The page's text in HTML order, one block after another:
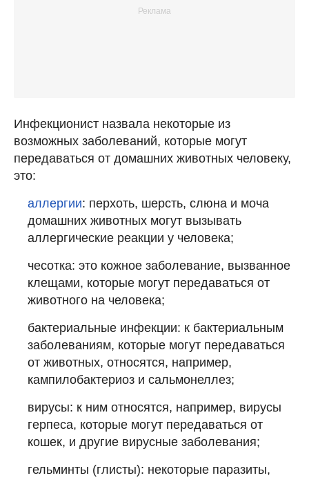
Инфекционист назвала некоторые из
возможных заболеваний, которые могут
передаваться от домашних животных человеку,
это:
аллергии: перхоть, шерсть, слюна и моча
домашних животных могут вызывать
аллергические реакции у человека;
чесотка: это кожное заболевание, вызванное
клещами, которые могут передаваться от
животного на человека;
бактериальные инфекции: к бактериальным
заболеваниям, которые могут передаваться
от животных, относятся, например,
кампилобактериоз и сальмонеллез;
вирусы: к ним относятся, например, вирусы
герпеса, которые могут передаваться от
кошек, и другие вирусные заболевания;
гельминты (глисты): некоторые паразиты,